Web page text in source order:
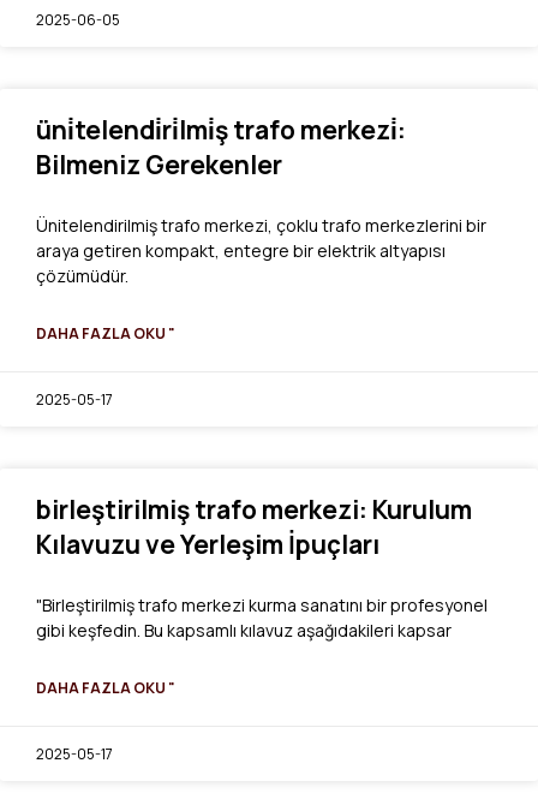
2025-06-05
üni̇telendi̇ri̇lmi̇ş trafo merkezi̇:
Bilmeniz Gerekenler
Ünitelendirilmiş trafo merkezi, çoklu trafo merkezlerini bir
araya getiren kompakt, entegre bir elektrik altyapısı
çözümüdür.
DAHA FAZLA OKU "
2025-05-17
birleştirilmiş trafo merkezi: Kurulum
Kılavuzu ve Yerleşim İpuçları
"Birleştirilmiş trafo merkezi kurma sanatını bir profesyonel
gibi keşfedin. Bu kapsamlı kılavuz aşağıdakileri kapsar
DAHA FAZLA OKU "
2025-05-17